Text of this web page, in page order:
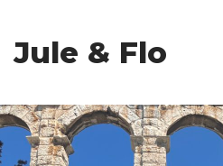
Jule & Flo